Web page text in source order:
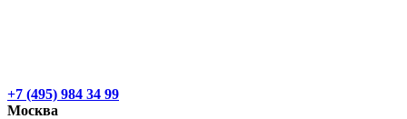
+7 (495) 984 34 99
Москва